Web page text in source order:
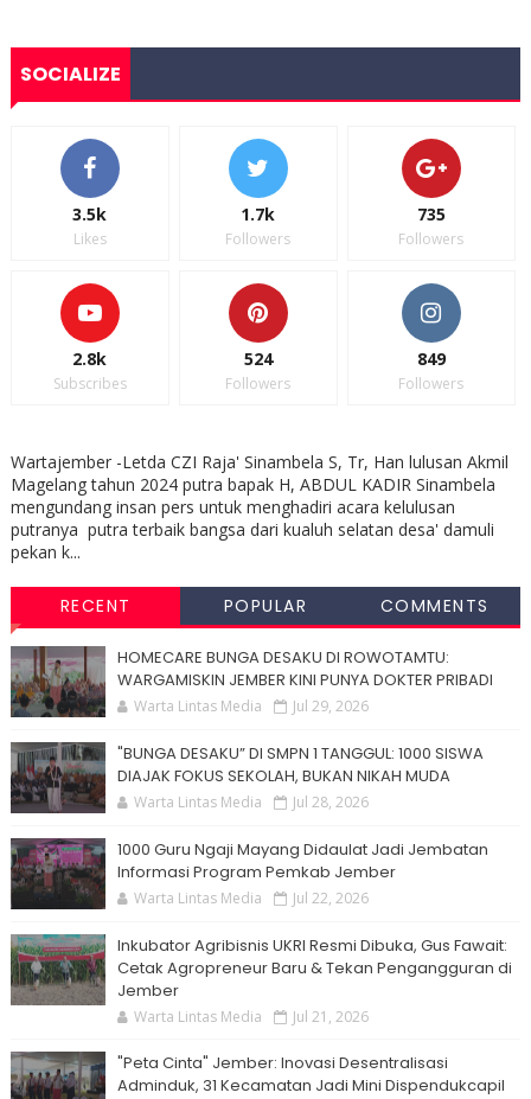
SOCIALIZE
3.5k
Likes
1.7k
Followers
735
Followers
2.8k
Subscribes
524
Followers
849
Followers
Wartajember -Letda CZI Raja' Sinambela S, Tr, Han lulusan Akmil
Magelang tahun 2024 putra bapak H, ABDUL KADIR Sinambela
mengundang insan pers untuk menghadiri acara kelulusan
putranya putra terbaik bangsa dari kualuh selatan desa' damuli
pekan k...
RECENT POPULAR COMMENTS
HOMECARE BUNGA DESAKU DI ROWOTAMTU:
WARGAMISKIN JEMBER KINI PUNYA DOKTER PRIBADI
Warta Lintas Media Jul 29, 2026
"BUNGA DESAKU” DI SMPN 1 TANGGUL: 1000 SISWA
DIAJAK FOKUS SEKOLAH, BUKAN NIKAH MUDA
Warta Lintas Media Jul 28, 2026
1000 Guru Ngaji Mayang Didaulat Jadi Jembatan
Informasi Program Pemkab Jember
Warta Lintas Media Jul 22, 2026
Inkubator Agribisnis UKRI Resmi Dibuka, Gus Fawait:
Cetak Agropreneur Baru & Tekan Pengangguran di
Jember
Warta Lintas Media Jul 21, 2026
"Peta Cinta" Jember: Inovasi Desentralisasi
Adminduk, 31 Kecamatan Jadi Mini Dispendukcapil